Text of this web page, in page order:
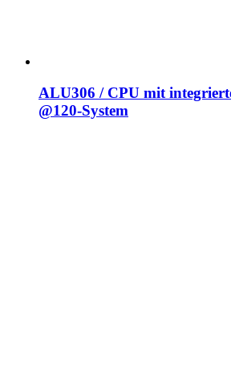
ALU306 / CPU mit
@120-System